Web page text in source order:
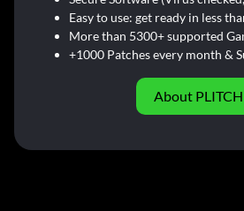
Easy to use: get ready in less
More than 5300+ supported
+1000 Patches every month &
About PLITCH